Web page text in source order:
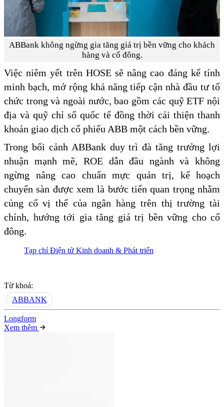
ABBank không ngừng gia tăng giá trị bền vững cho khách
hàng và cổ đông.
Việc niêm yết trên HOSE sẽ nâng cao đáng kể tính
minh bạch, mở rộng khả năng tiếp cận nhà đầu tư tổ
chức trong và ngoài nước, bao gồm các quỹ ETF nội
địa và quỹ chỉ số quốc tế đồng thời cải thiện thanh
khoản giao dịch cổ phiếu ABB một cách bền vững.
Trong bối cảnh ABBank duy trì đà tăng trưởng lợi
nhuận mạnh mẽ, ROE dẫn đầu ngành và không
ngừng nâng cao chuẩn mực quản trị, kế hoạch
chuyển sàn được xem là bước tiến quan trọng nhằm
củng cố vị thế của ngân hàng trên thị trường tài
chính, hướng tới gia tăng giá trị bền vững cho cổ
đông.
Tạp chí Điện tử Kinh doanh & Phát triển
Từ khoá:
ABBANK
Longform
Xem thêm